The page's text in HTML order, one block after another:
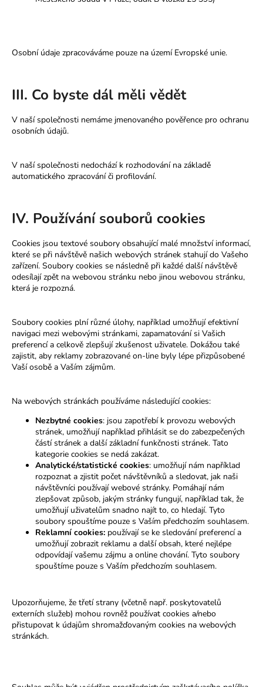
Osobní údaje zpracováváme pouze na území Evropské unie.
III. Co byste dál měli vědět
V naší společnosti nemáme jmenovaného pověřence pro ochranu
osobních údajů.
V naší společnosti nedochází k rozhodování na základě
automatického zpracování či profilování.
IV. Používání souborů cookies
Cookies jsou textové soubory obsahující malé množství informací,
které se při návštěvě našich webových stránek stahují do Vašeho
zařízení. Soubory cookies se následně při každé další návštěvě
odesílají zpět na webovou stránku nebo jinou webovou stránku,
která je rozpozná.
Soubory cookies plní různé úlohy, například umožňují efektivní
navigaci mezi webovými stránkami, zapamatování si Vašich
preferencí a celkově zlepšují zkušenost uživatele. Dokážou také
zajistit, aby reklamy zobrazované on-line byly lépe přizpůsobené
Vaší osobě a Vaším zájmům.
Na webových stránkách používáme následující cookies:
Nezbytné cookies: jsou zapotřebí k provozu webových
stránek, umožňují například přihlásit se do zabezpečených
částí stránek a další základní funkčnosti stránek. Tato
kategorie cookies se nedá zakázat.
Analytické/statistické cookies: umožňují nám například
rozpoznat a zjistit počet návštěvníků a sledovat, jak naši
návštěvníci používají webové stránky. Pomáhají nám
zlepšovat způsob, jakým stránky fungují, například tak, že
umožňují uživatelům snadno najít to, co hledají. Tyto
soubory spouštíme pouze s Vaším předchozím souhlasem.
Reklamní cookies: používají se ke sledování preferencí a
umožňují zobrazit reklamu a další obsah, které nejlépe
odpovídají vašemu zájmu a online chování. Tyto soubory
spouštíme pouze s Vaším předchozím souhlasem.
Upozorňujeme, že třetí strany (včetně např. poskytovatelů
externích služeb) mohou rovněž používat cookies a/nebo
přistupovat k údajům shromažďovaným cookies na webových
stránkách.